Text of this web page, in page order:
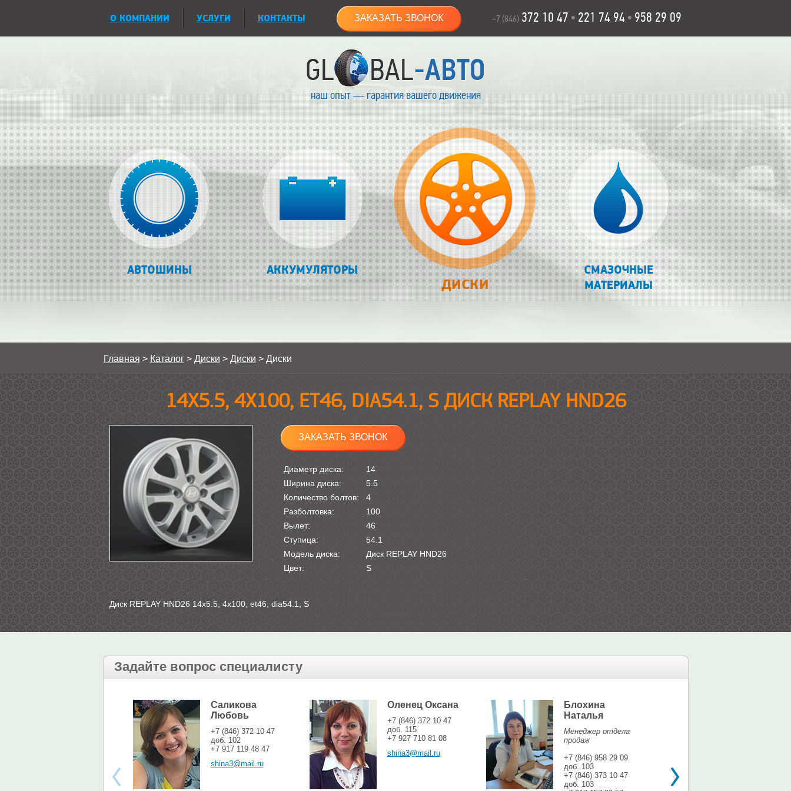
О КОМПАНИИ УСЛУГИ КОНТАКТЫ ЗАКАЗАТЬ ЗВОНОК +7 (846) 372 10 47 • 221 74 94 • 958 29 09
наш опыт — гарантия вашего движения
АВТОШИНЫ АККУМУЛЯТОРЫ
ДИСКИ
СМАЗОЧНЫЕ
МАТЕРИАЛЫ
Главная > Каталог> Диски > Диски > Диски
14Х5.5, 4Х100, ET46, DIA54.1, S ДИСК REPLAY HND26
ЗАКАЗАТЬ ЗВОНОК
Диаметр диска:
14
Ширина диска:
5.5
Количество болтов:
4
Разболтовка:
100
Вылет:
46
Ступица:
54.1
Модель диска:
Диск REPLAY HND26
Цвет:
S
Диск REPLAY HND26 14х5.5, 4х100, et46, dia54.1, S
Задайте вопрос специалисту
Саликова
Любовь
+7 (846) 372 10 47
доб. 102
+7 917 119 48 47
shina3@mail.ru
Оленец Оксана
+7 (846) 372 10 47
доб. 115
+7 927 710 81 08
shina3@mail.ru
Блохина
Наталья
Менеджер отдела
продаж
+7 (846) 958 29 09
доб. 103
+7 (846) 373 10 47
доб. 103